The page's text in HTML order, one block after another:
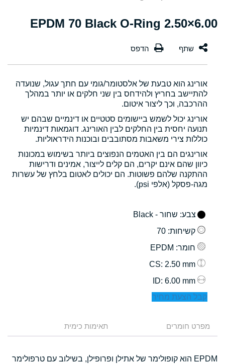
6.00×2.50 EPDM 70 Black O-Ring
אורינג הוא טבעת של אלסטומר/גומי עם חתך עגול, שנועדה
להתיישב בחריץ ולהידחס בין שני חלקים או יותר במהלך
ההרכבה, וכך ליצור איטום.
אורינג יכול לשמש ביישומים סטטיים או דינמיים שבהם יש
תנועה יחסית בין החלקים לבין האורינג. דוגמאות דינמיות
כוללות צירי משאבות מסתובבים ובוכנות הידראוליות.
אורינגים הם בין האטמים הנפוצים ביותר בשימוש במכונות
כיוון שהם אינם יקרים, הם קלים לייצור, אמינים ודרישות
ההתקנה שלהם פשוטות. הם יכולים לאטום בלחץ של עשרות
מגה-פסקל (אלפי psi).
צבע: שחור - Black
קשיחות: 70
חומר: EPDM
: 2.50 mm
: 6.00 mm
קבל הצעת מחיר
מפרט חומרים תאימות כימית
EPDM הוא קופולימר של אתילן ופרופילן, בשילוב עם טרפולימר